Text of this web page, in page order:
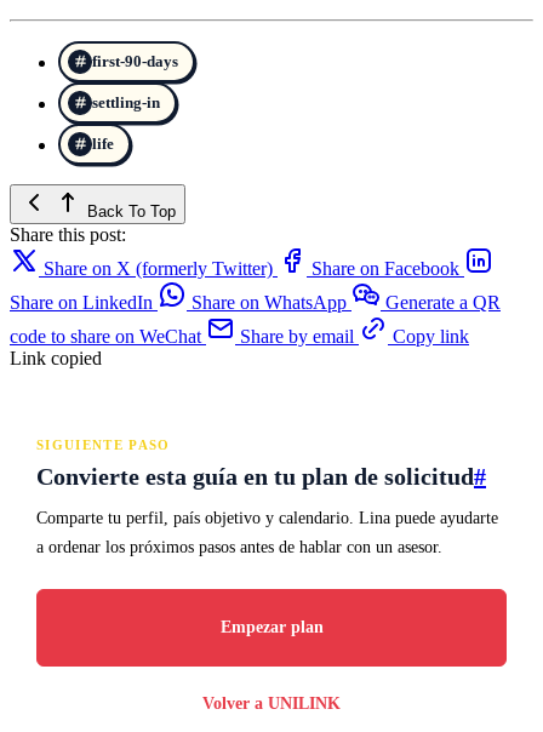
first-90-days
settling-in
life
Back To Top
Share this post:
Share on X (formerly Twitter)
Share on Facebook
Share on LinkedIn
Share on WhatsApp
Generate a QR
code to share on WeChat
Share by email
Copy link
Link copied
SIGUIENTE PASO
Convierte esta guía en tu plan de solicitud#
Comparte tu perfil, país objetivo y calendario. Lina puede ayudarte
a ordenar los próximos pasos antes de hablar con un asesor.
Empezar plan
Volver a UNILINK